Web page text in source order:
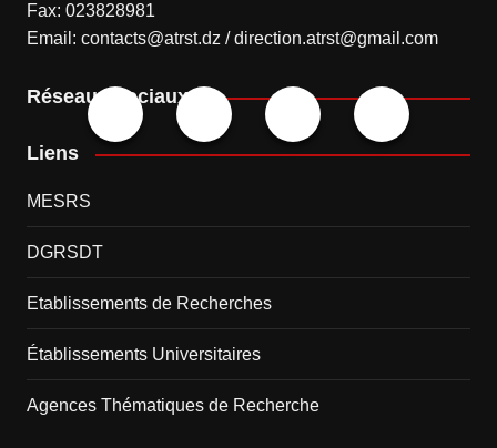
Fax: 023828981
Email: contacts@atrst.dz / direction.atrst@gmail.com
Réseaux sociaux
Liens
MESRS
DGRSDT
Etablissements de Recherches
Établissements Universitaires
Agences Thématiques de Recherche